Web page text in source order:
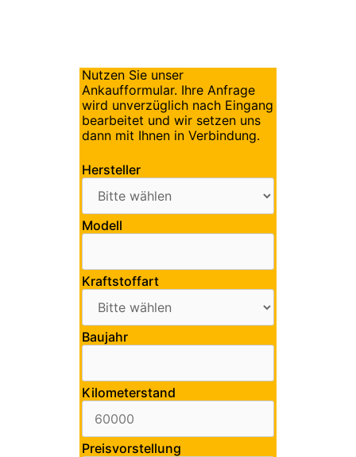
Nutzen Sie unser
Ankaufformular. Ihre Anfrage
wird unverzüglich nach Eingang
bearbeitet und wir setzen uns
dann mit Ihnen in Verbindung.
Hersteller
Modell
Kraftstoffart
Baujahr
Kilometerstand
Preisvorstellung